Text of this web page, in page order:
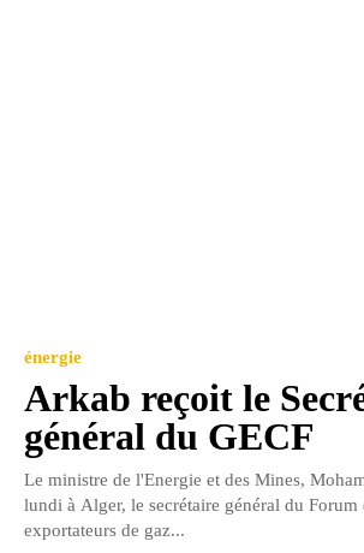
énergie
Arkab reçoit le
général du GECF
Le ministre de l'Energie et des Mines,
lundi à Alger, le secrétaire général du Forum
exportateurs de gaz...